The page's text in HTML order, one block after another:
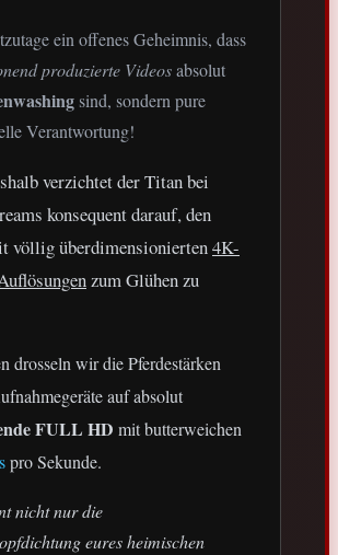
ein offenes Geheimnis, dass
produzierte Videosabsolut
sind, sondern pure
Verantwortung!
verzichtet der Titan bei
konsequent darauf, den
völlig überdimensionierten4K-
zum Glühen zu
drosseln wir die Pferdestärken
auf absolut
FULL HD mit butterweichen
pro Sekunde.
nicht nur die
eures heimischen